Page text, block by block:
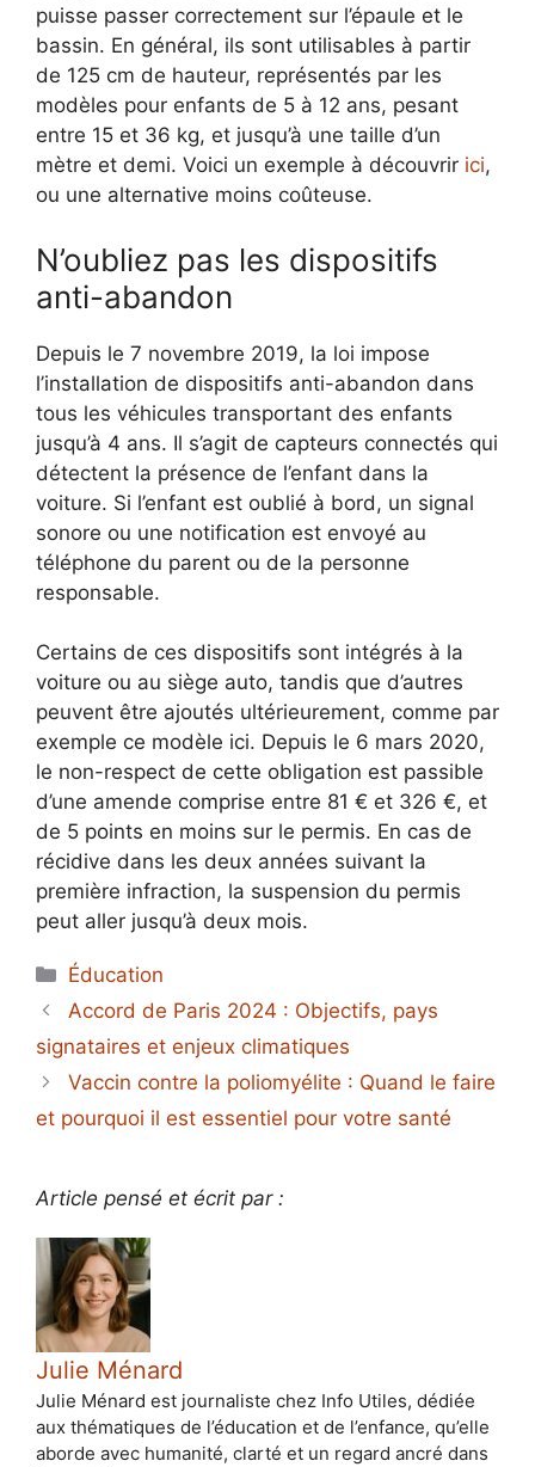
puisse passer correctement sur l’épaule et le
bassin. En général, ils sont utilisables à partir
de 125 cm de hauteur, représentés par les
modèles pour enfants de 5 à 12 ans, pesant
entre 15 et 36 kg, et jusqu’à une taille d’un
mètre et demi. Voici un exemple à découvrir ici,
ou une alternative moins coûteuse.
N’oubliez pas les dispositifs
anti-abandon
Depuis le 7 novembre 2019, la loi impose
l’installation de dispositifs anti-abandon dans
tous les véhicules transportant des enfants
jusqu’à 4 ans. Il s’agit de capteurs connectés qui
détectent la présence de l’enfant dans la
voiture. Si l’enfant est oublié à bord, un signal
sonore ou une notification est envoyé au
téléphone du parent ou de la personne
responsable.
Certains de ces dispositifs sont intégrés à la
voiture ou au siège auto, tandis que d’autres
peuvent être ajoutés ultérieurement, comme par
exemple ce modèle ici. Depuis le 6 mars 2020,
le non-respect de cette obligation est passible
d’une amende comprise entre 81 € et 326 €, et
de 5 points en moins sur le permis. En cas de
récidive dans les deux années suivant la
première infraction, la suspension du permis
peut aller jusqu’à deux mois.
Catégories
Éducation
Accord de Paris 2024 : Objectifs, pays
signataires et enjeux climatiques
Vaccin contre la poliomyélite : Quand le faire
et pourquoi il est essentiel pour votre santé
Article pensé et écrit par :
Julie Ménard
Julie Ménard est journaliste chez Info Utiles, dédiée
aux thématiques de l’éducation et de l’enfance, qu’elle
aborde avec humanité, clarté et un regard ancré dans